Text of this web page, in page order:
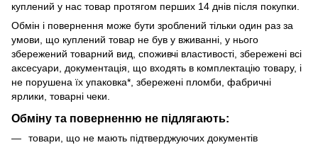
куплений у нас товар протягом перших 14 днів після покупки.
Обмін і повернення може бути зроблений тільки один раз за
умови, що куплений товар не був у вживанні, у нього
збережений товарний вид, споживчі властивості, збережені всі
аксесуари, документація, що входять в комплектацію товару, і
не порушена їх упаковка*, збережені пломби, фабричні
ярлики, товарні чеки.
Обміну та поверненню не підлягають:
товари, що не мають підтверджуючих документів